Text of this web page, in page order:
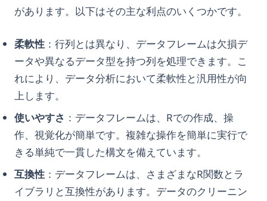
があります。以下はその主な利点のいくつかです。
柔軟性 ：行列とは異なり、データフレームは欠損デ
ータや異なるデータ型を持つ列を処理できます。こ
れにより、データ分析において柔軟性と汎用性が向
上します。
使いやすさ ：データフレームは、Rでの作成、操
作、視覚化が簡単です。複雑な操作を簡単に実行で
きる単純で一貫した構文を備えています。
互換性 ：データフレームは、さまざまなR関数とラ
イブラリと互換性があります。データのクリーニン